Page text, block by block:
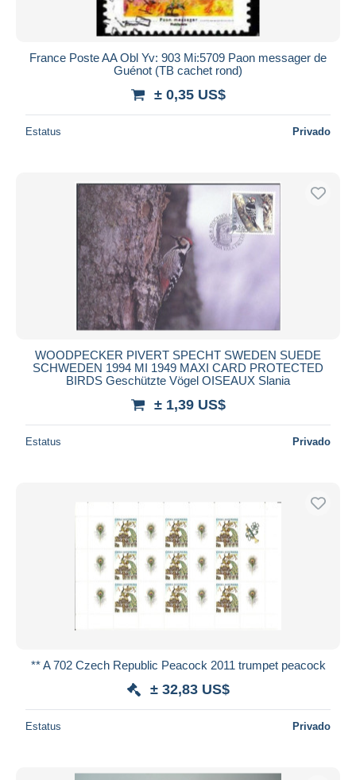
France Poste AA Obl Yv: 903 Mi:5709 Paon messager de
Guénot (TB cachet rond)
± 0,35 US$
Estatus Privado
WOODPECKER PIVERT SPECHT SWEDEN SUEDE
SCHWEDEN 1994 MI 1949 MAXI CARD PROTECTED
BIRDS Geschützte Vögel OISEAUX Slania
± 1,39 US$
Estatus Privado
** A 702 Czech Republic Peacock 2011 trumpet peacock
± 32,83 US$
Estatus Privado